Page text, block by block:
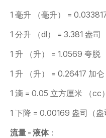
1 毫升 （毫升） =
1 分升 （dl） = 3.381 盎司
1 升 （升） = 1.0569 夸脱
1 升 （升） = 0.26417 加仑
1 滴 = 0.05 立方厘米 （cc）
1 下降 = 0.00169 盎司（盎
流量 - 液体：